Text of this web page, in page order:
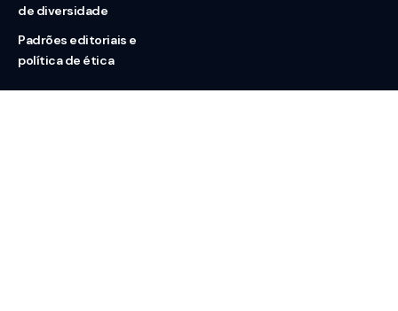
de diversidade
Padrões editoriais e
política de ética